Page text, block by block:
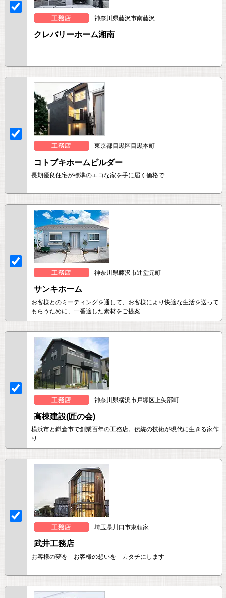
神奈川県藤沢市南藤沢
クレバリーホーム湘南
東京都目黒区目黒本町
コトブキホームビルダー
長期優良住宅が標準のエコな家を手に届く価格で
神奈川県藤沢市辻堂元町
サンキホーム
お客様とのミーティングを通して、お客様により快適な生活を送って
もらうために、一番適した素材をご提案
神奈川県横浜市戸塚区上矢部町
高棟建設(匠の会)
横浜市と鎌倉市で創業百年の工務店。伝統の技術が現代に生きる家作
り
埼玉県川口市東領家
武井工務店
お客様の夢を お客様の想いを カタチにします